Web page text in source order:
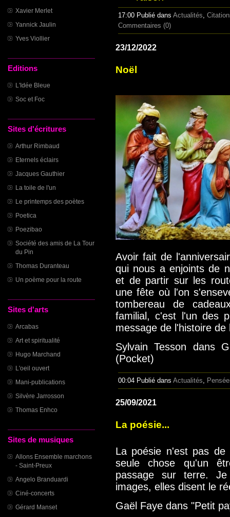
Xavier Merlet
Yannick Jaulin
Yves Viollier
Editions
L'Idée Bleue
Soc et Foc
Sites d'écritures
Arthur Rimbaud
Eternels éclairs
Jacques Gauthier
La toile de l'un
Le printemps des poètes
Poetica
Poezibao
Société des amis de La Tour
du Pin
Thomas Duranteau
Un poème pour la route
Sites d'arts
Arcabas
Art et spiritualité
Hugo Marchand
L'oeil ouvert
Mani-publications
Silvère Jarrosson
Thomas Enhco
Sites de musiques
Allons Ensemble marchons
- Saint-Preux
Angelo Branduardi
Ciné-concerts
Gérard Manset
17:00 Publié dans Actualités,
Commentaires (0)
23/12/2022
Noël
Avoir fait de
qui nous a enjoints de
et de partir sur les
une fête où l'on
tombereau de
familial, c'est l'un des
message de l'histoire
Sylvain Tesson dans
(Pocket)
00:04 Publié dans Actualités
25/09/2021
La poésie...
La poésie n'est pas de
seule chose qu'un
passage sur terre.
images, elles disent le
Gaël Faye dans "Petit